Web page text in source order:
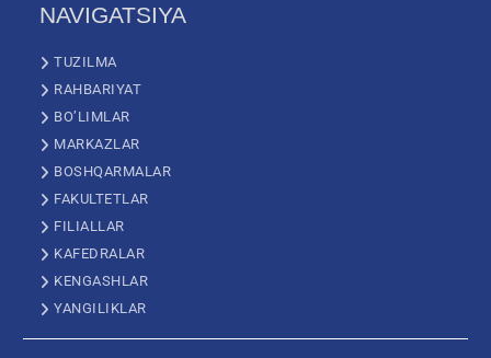
NAVIGATSIYA
TUZILMA
RAHBARIYAT
BO’LIMLAR
MARKAZLAR
BOSHQARMALAR
FAKULTETLAR
FILIALLAR
KAFEDRALAR
KENGASHLAR
YANGILIKLAR